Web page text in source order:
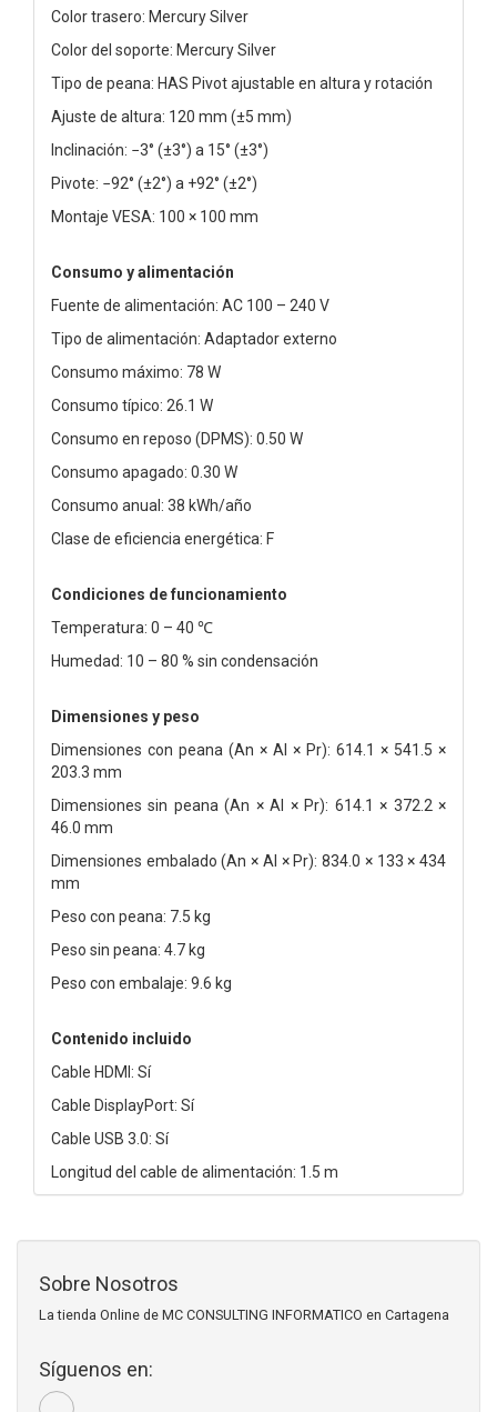
Color trasero: Mercury Silver
Color del soporte: Mercury Silver
Tipo de peana: HAS Pivot ajustable en altura y rotación
Ajuste de altura: 120 mm (±5 mm)
Inclinación: −3° (±3°) a 15° (±3°)
Pivote: −92° (±2°) a +92° (±2°)
Montaje VESA: 100 × 100 mm
Consumo y alimentación
Fuente de alimentación: AC 100 – 240 V
Tipo de alimentación: Adaptador externo
Consumo máximo: 78 W
Consumo típico: 26.1 W
Consumo en reposo (DPMS): 0.50 W
Consumo apagado: 0.30 W
Consumo anual: 38 kWh/año
Clase de eficiencia energética: F
Condiciones de funcionamiento
Temperatura: 0 – 40 ℃
Humedad: 10 – 80 % sin condensación
Dimensiones y peso
Dimensiones con peana (An × Al × Pr): 614.1 × 541.5 ×
203.3 mm
Dimensiones sin peana (An × Al × Pr): 614.1 × 372.2 ×
46.0 mm
Dimensiones embalado (An × Al × Pr): 834.0 × 133 × 434
mm
Peso con peana: 7.5 kg
Peso sin peana: 4.7 kg
Peso con embalaje: 9.6 kg
Contenido incluido
Cable HDMI: Sí
Cable DisplayPort: Sí
Cable USB 3.0: Sí
Longitud del cable de alimentación: 1.5 m
Sobre Nosotros
La tienda Online de MC CONSULTING INFORMATICO en Cartagena
Síguenos en: